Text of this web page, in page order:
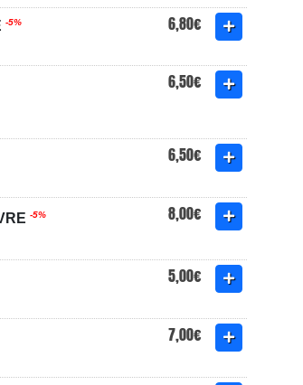
-5% 6,80€
6,50€
6,50€
-5% 8,00€
5,00€
7,00€